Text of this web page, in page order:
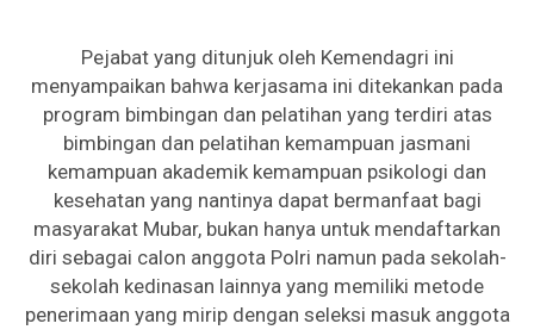
Pejabat yang ditunjuk oleh Kemendagri ini
menyampaikan bahwa kerjasama ini ditekankan pada
program bimbingan dan pelatihan yang terdiri atas
bimbingan dan pelatihan kemampuan jasmani
kemampuan akademik kemampuan psikologi dan
kesehatan yang nantinya dapat bermanfaat bagi
masyarakat Mubar, bukan hanya untuk mendaftarkan
diri sebagai calon anggota Polri namun pada sekolah-
sekolah kedinasan lainnya yang memiliki metode
penerimaan yang mirip dengan seleksi masuk anggota